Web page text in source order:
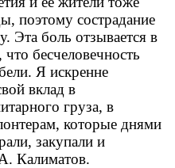
поэтому сострадание
Эта боль отзывается в
бесчеловечность
Я искренне
вклад в
груза, в
которые днями
закупали и
Калиматов.